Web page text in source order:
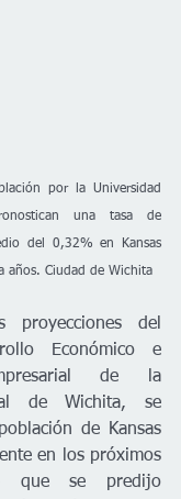
por la Universidad
una tasa de
del 0,32% en Kansas
años. Ciudad de Wichita
proyecciones del
Económico e
de la
de Wichita, se
de Kansas
en los próximos
se predijo